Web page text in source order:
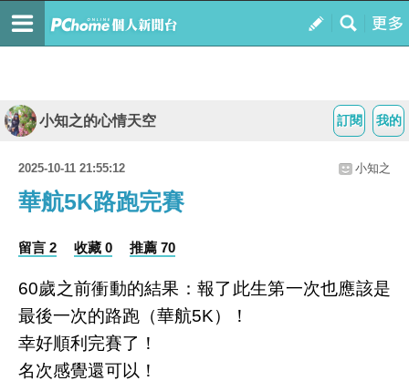
我的
訂閱
小知之的心情天空
2025-10-11 21:55:12 小知之
華航5K路跑完賽
留言 2 收藏 0 推薦 70
60歲之前衝動的結果：報了此生第一次也應該是
最後一次的路跑（華航5K）！
幸好順利完賽了！
名次感覺還可以！